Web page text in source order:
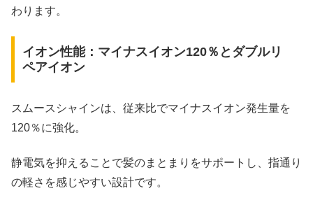
わります。
イオン性能：マイナスイオン120％とダブルリ
ペアイオン
スムースシャインは、従来比でマイナスイオン発生量を
120％に強化。
静電気を抑えることで髪のまとまりをサポートし、指通り
の軽さを感じやすい設計です。